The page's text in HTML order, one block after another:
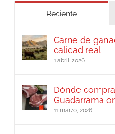
Reciente
Carne de
calidad real
1 abril, 2026
Dónde
Guadarrama
11 marzo, 2026